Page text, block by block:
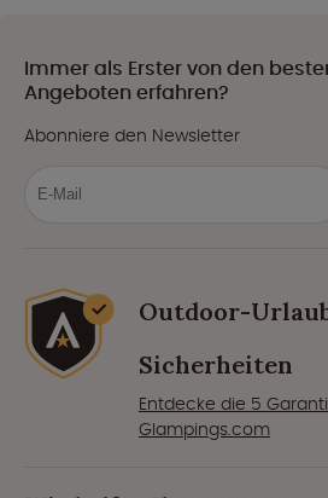
Immer als Erster von den
Angeboten erfahren?
Abonniere den Newsletter
Outdoor-
Sicherheiten
Entdecke die 5
Glampings.com